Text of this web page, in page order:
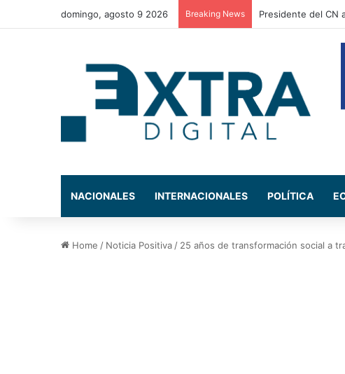
domingo, agosto 9 2026 Breaking News SAR y la AMDC
NACIONALES INTERNACIONALES POLÍTICA
Home / Noticia Positiva / 25 años de transformación social a